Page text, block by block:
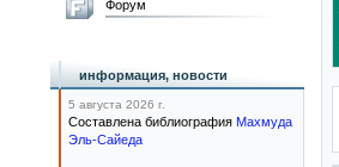
Форум
информация, новости
5 августа 2026 г.
Составлена библиография Махмуда
Эль-Сайеда